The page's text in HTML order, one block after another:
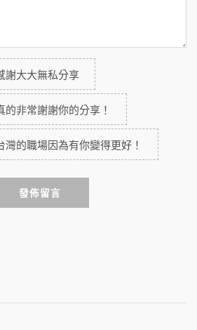
謝大大無私分享
的非常謝謝你的分享！
灣的職場因為有你變得更好！
發佈留言